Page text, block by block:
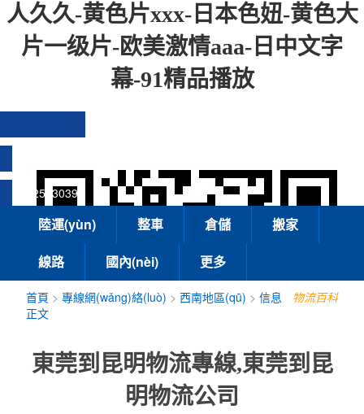
人久久-黄色片xxx-日本色妞-黄色大
片一级片-欧美激情aaa-日中文字
幕-91精品播放
13925830399
陸運(yùn) 整車 倉儲
搬家
線路
國內(nèi) 更多
物流百科
首頁 >專線網(wǎng)絡(luò) >西南地區(qū) >信息
正文
東莞到昆明物流專線,東莞到昆
明物流公司